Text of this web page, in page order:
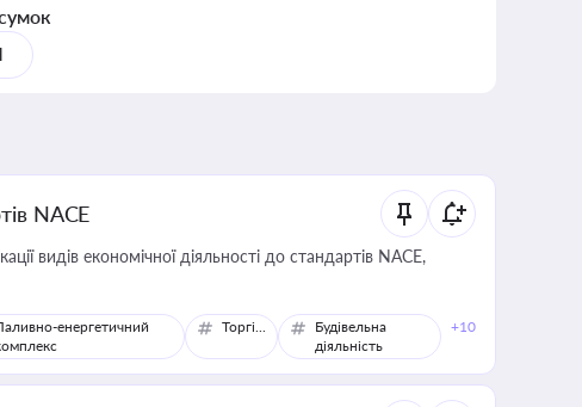
NACE
видів економічної діяльності до стандартів NACE,
енергетичний
Торгівля
Будівельна
діяльність
+10